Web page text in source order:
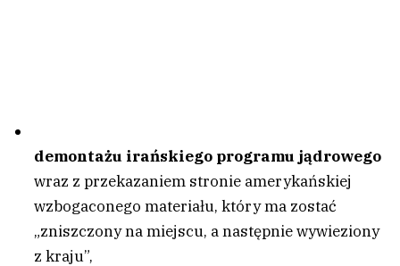
demontażu irańskiego programu jądrowego
wraz z przekazaniem stronie amerykańskiej
wzbogaconego materiału, który ma zostać
„zniszczony na miejscu, a następnie wywieziony
z kraju”,